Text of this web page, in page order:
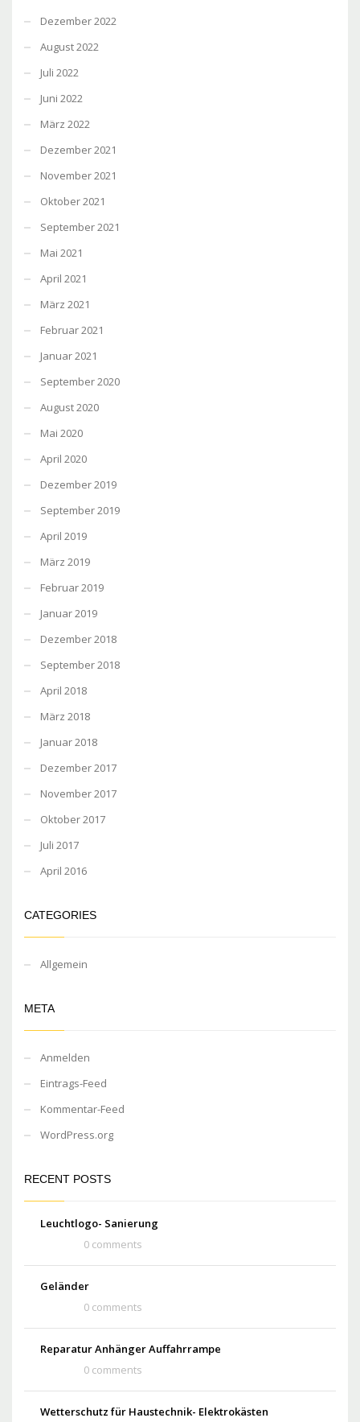
Dezember 2022
August 2022
Juli 2022
Juni 2022
März 2022
Dezember 2021
November 2021
Oktober 2021
September 2021
Mai 2021
April 2021
März 2021
Februar 2021
Januar 2021
September 2020
August 2020
Mai 2020
April 2020
Dezember 2019
September 2019
April 2019
März 2019
Februar 2019
Januar 2019
Dezember 2018
September 2018
April 2018
März 2018
Januar 2018
Dezember 2017
November 2017
Oktober 2017
Juli 2017
April 2016
CATEGORIES
Allgemein
META
Anmelden
Eintrags-Feed
Kommentar-Feed
WordPress.org
RECENT POSTS
Leuchtlogo- Sanierung
0 comments
Geländer
0 comments
Reparatur Anhänger Auffahrrampe
0 comments
Wetterschutz für Haustechnik- Elektrokästen